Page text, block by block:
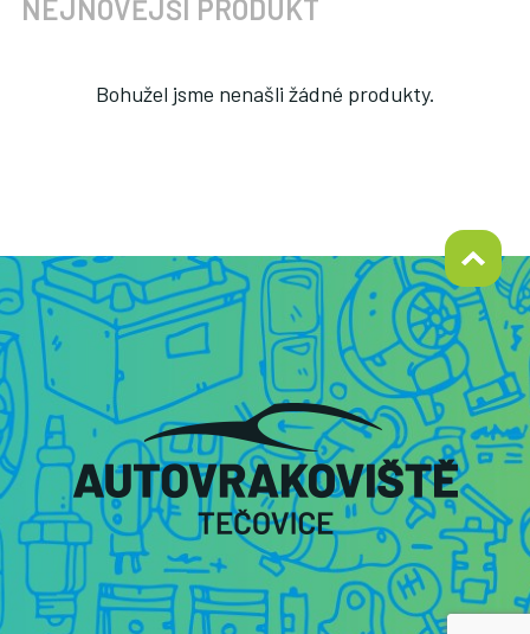
NEJNOVĚJŠÍ PRODUKT
Bohužel jsme nenašli žádné produkty.